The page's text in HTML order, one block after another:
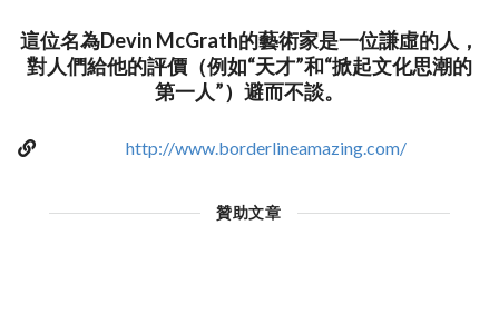
這位名為Devin McGrath的藝術家是一位謙虛的人，
對人們給他的評價（例如“天才”和“掀起文化思潮的
第一人”）避而不談。
http://www.borderlineamazing.com/
贊助文章